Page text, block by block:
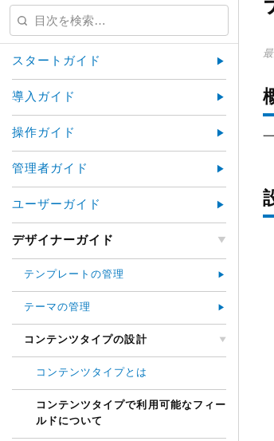
スタートガイド
導入ガイド
操作ガイド
管理者ガイド
ユーザーガイド
デザイナーガイド
テンプレートの管理
テーマの管理
コンテンツタイプの設計
コンテンツタイプとは
コンテンツタイプで利用可能なフィー
ルドについて